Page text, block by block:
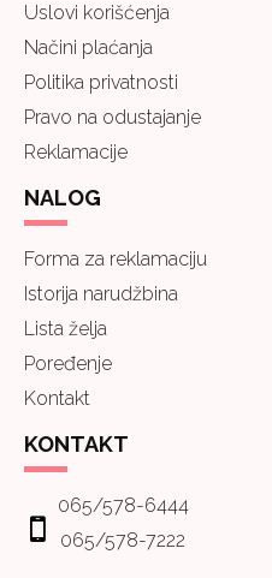
Uslovi korišćenja
Načini plaćanja
Politika privatnosti
Pravo na odustajanje
Reklamacije
NALOG
Forma za reklamaciju
Istorija narudžbina
Lista želja
Poređenje
Kontakt
KONTAKT
065/578-6444
065/578-7222